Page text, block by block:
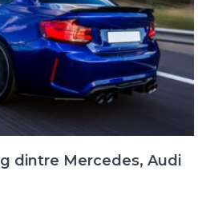
dintre Mercedes, Audi